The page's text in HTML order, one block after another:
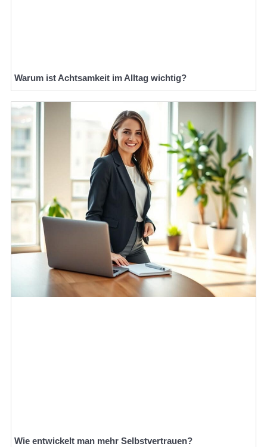
Warum ist Achtsamkeit im Alltag wichtig?
Wie entwickelt man mehr Selbstvertrauen?